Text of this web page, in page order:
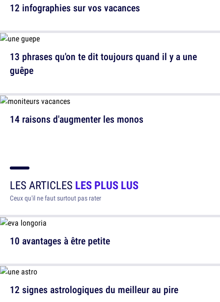
13 phrases qu'on te dit toujours quand il y a une
guêpe
12 infographies sur vos vacances
14 raisons d'augmenter les monos
LES ARTICLES LES PLUS LUS
Ceux qu'il ne faut surtout pas rater
10 avantages à être petite
12 signes astrologiques du meilleur au pire